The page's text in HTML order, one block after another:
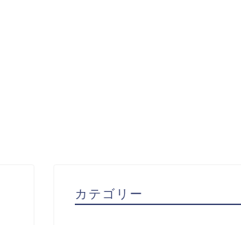
カテゴリー